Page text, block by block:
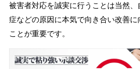
被害者対応を誠実に行うことは当然
症などの原因に本気で向き合い改善に
ことが重要です。